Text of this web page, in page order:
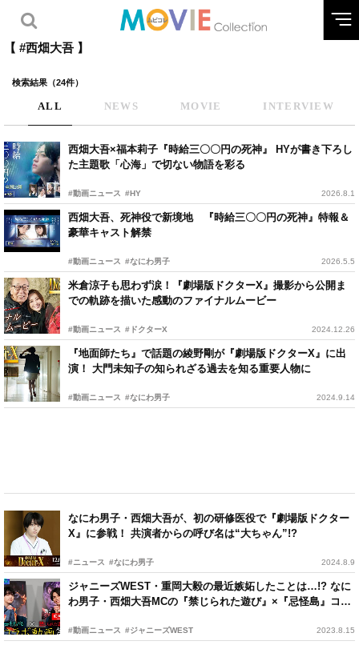
【 #西畑大吾 】
検索結果（24件）
ALL NEWS MOVIE INTERVIEW
西畑大吾×福本莉子『時給三〇〇円の死神』 HYが書き下ろし
た主題歌「心海」で切ない物語を彩る
#動画ニュース #HY 2026.8.1
西畑大吾、死神役で新境地 『時給三〇〇円の死神』特報＆
豪華キャスト解禁
#動画ニュース #なにわ男子 2026.5.5
米倉涼子も思わず涙！『劇場版ドクターX』撮影から公開ま
での軌跡を描いた感動のファイナルムービー
#動画ニュース #ドクターX 2024.12.26
『地面師たち』で話題の綾野剛が『劇場版ドクターX』に出
演！ 大門未知子の知られざる過去を知る重要人物に
#動画ニュース #なにわ男子 2024.9.14
なにわ男子・西畑大吾が、初の研修医役で『劇場版ドクター
X』に参戦！ 共演者からの呼び名は“大ちゃん”!?
#ニュース #なにわ男子 2024.8.9
ジャニーズWEST・重岡大毅の最近嫉妬したことは…!? なに
わ男子・西畑大吾MCの『禁じられた遊び』×『忌怪島』コラ
#動画ニュース #ジャニーズWEST 2023.8.15